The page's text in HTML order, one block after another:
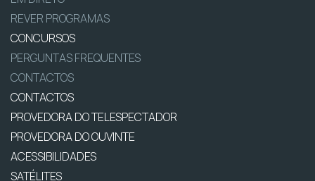
REVER PROGRAMAS
CONCURSOS
PERGUNTAS FREQUENTES
CONTACTOS
CONTACTOS
PROVEDORA DO TELESPECTADOR
PROVEDORA DO OUVINTE
ACESSIBILIDADES
SATÉLITES